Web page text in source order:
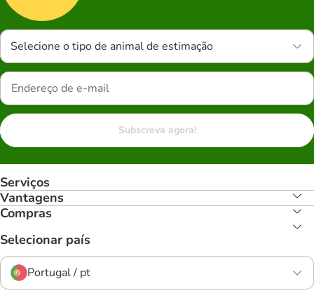
Selecione o tipo de animal de estimação
Subscreva agora!
Serviços
Vantagens
Compras
Selecionar país
Portugal / pt